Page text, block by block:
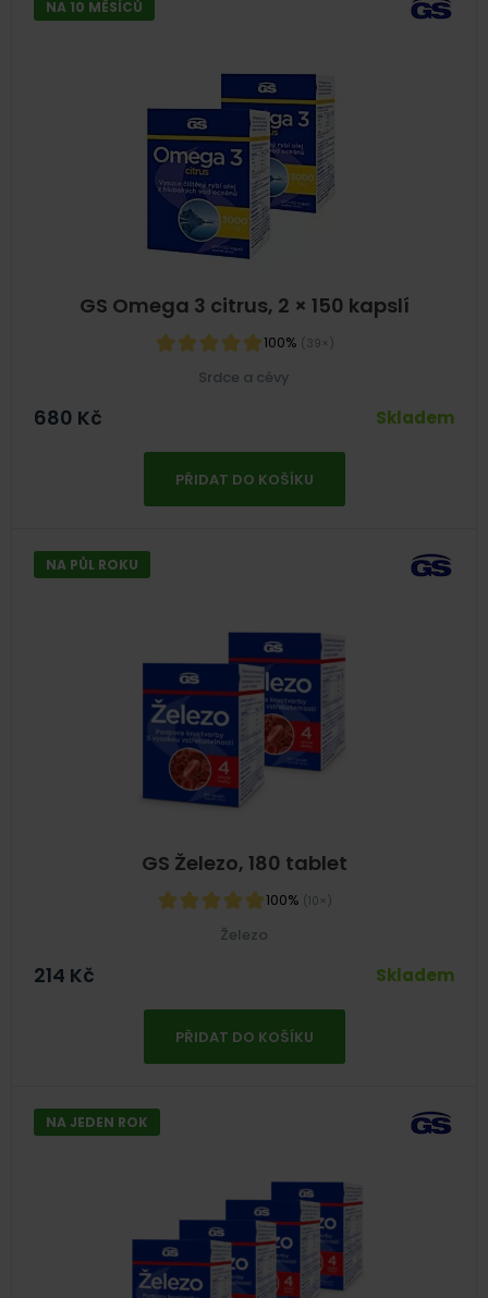
GS Omega 3 citrus, 2 × 150 kapslí
100% (39×)
NA 10 MĚSÍCŮ
Srdce a cévy
680 Kč Skladem
PŘIDAT DO KOŠÍKU
GS Železo, 180 tablet
100% (10×)
NA PŮL ROKU
Železo
214 Kč Skladem
PŘIDAT DO KOŠÍKU
NA JEDEN ROK